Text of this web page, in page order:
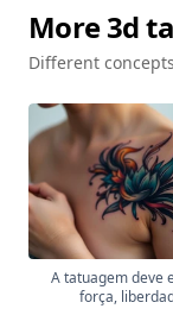
More3d
Different
A tatuagem deve
força,